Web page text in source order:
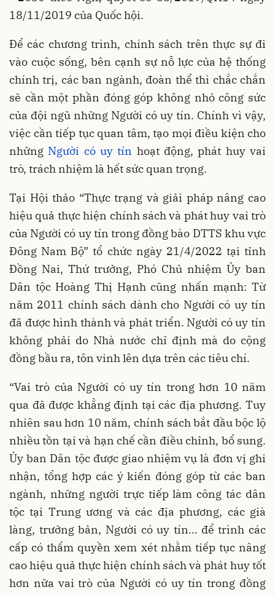
18/11/2019 của Quốc hội.
Để các chương trình, chính sách trên thực sự đi
vào cuộc sống, bên cạnh sự nỗ lực của hệ thống
chính trị, các ban ngành, đoàn thể thì chắc chắn
sẽ cần một phần đóng góp không nhỏ công sức
của đội ngũ những Người có uy tín. Chính vì vậy,
việc cần tiếp tục quan tâm, tạo mọi điều kiện cho
những Người có uy tín hoạt động, phát huy vai
trò, trách nhiệm là hết sức quan trọng.
Tại Hội thảo “Thực trạng và giải pháp nâng cao
hiệu quả thực hiện chính sách và phát huy vai trò
của Người có uy tín trong đồng bào DTTS khu vực
Đông Nam Bộ” tổ chức ngày 21/4/2022 tại tỉnh
Đồng Nai, Thứ trưởng, Phó Chủ nhiệm Ủy ban
Dân tộc Hoàng Thị Hạnh cũng nhấn mạnh: Từ
năm 2011 chính sách dành cho Người có uy tín
đã được hình thành và phát triển. Người có uy tín
không phải do Nhà nước chỉ định mà do cộng
đồng bầu ra, tôn vinh lên dựa trên các tiêu chí.
“Vai trò của Người có uy tín trong hơn 10 năm
qua đã được khẳng định tại các địa phương. Tuy
nhiên sau hơn 10 năm, chính sách bắt đầu bộc lộ
nhiều tồn tại và hạn chế cần điều chỉnh, bổ sung.
Ủy ban Dân tộc được giao nhiệm vụ là đơn vị ghi
nhận, tổng hợp các ý kiến đóng góp từ các ban
ngành, những người trực tiếp làm công tác dân
tộc tại Trung ương và các địa phương, các già
làng, trưởng bản, Người có uy tín… để trình các
cấp có thẩm quyền xem xét nhằm tiếp tục nâng
cao hiệu quả thực hiện chính sách và phát huy tốt
hơn nữa vai trò của Người có uy tín trong đồng